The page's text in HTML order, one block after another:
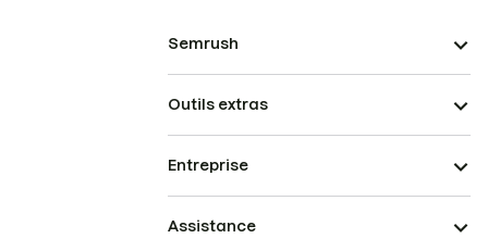
Semrush
Outils extras
Entreprise
Assistance